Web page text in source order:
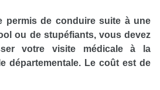
permis de conduire suite à une
ou de stupéfiants, vous devez
votre visite médicale à la
départementale. Le coût est de